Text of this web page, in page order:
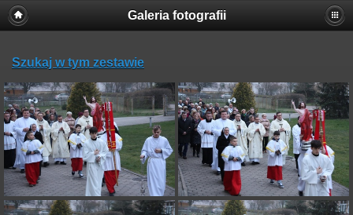
Galeria fotografii
Szukaj w tym zestawie